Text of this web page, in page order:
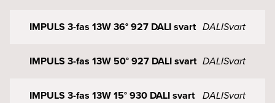
IMPULS 3-fas 13W 36° 927 DALI svart DALISvart
IMPULS 3-fas 13W 50° 927 DALI svart DALISvart
IMPULS 3-fas 13W 15° 930 DALI svart DALISvart